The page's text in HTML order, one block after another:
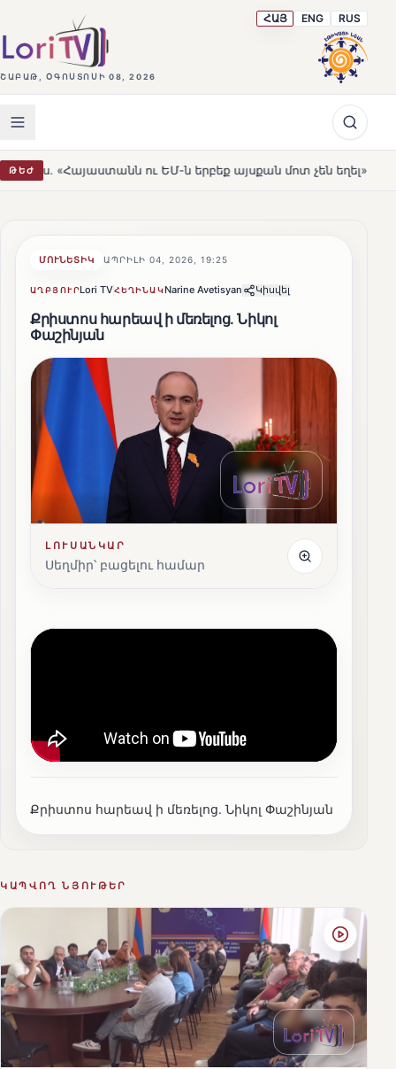
ՇԱԲԱԹ, ՕԳՈՍՏՈՍԻ 08, 2026
ՀԱՅ ENG RUS
ԹԵԺու ԵՄ-ն երբեք այսքան մոտ չեն եղել» HOT
ՄՈՒՆԵՏԻԿ ԱՊՐԻԼԻ 04, 2026, 19:25
ԱՂԲՅՈՒՐLori TVՀԵՂԻՆԱԿNarine Avetisyan Կիսվել
Քրիստոս հարեավ ի մեռելոց. Նիկոլ
Փաշինյան
ԼՈՒՍԱՆԿԱՐ
Սեղմիր՝ բացելու համար
Քրիստոս հարեավ ի մեռելոց. Նիկոլ Փաշինյան
ԿԱՊՎՈՂ ՆՅՈՒԹԵՐ